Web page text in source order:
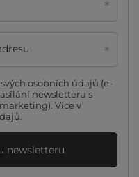
osobních údajů (e-
newsletteru s
Více v
newsletteru